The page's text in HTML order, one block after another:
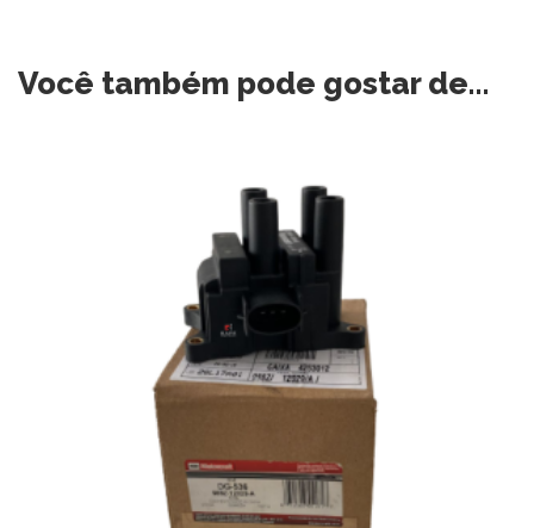
Você também pode gostar de…